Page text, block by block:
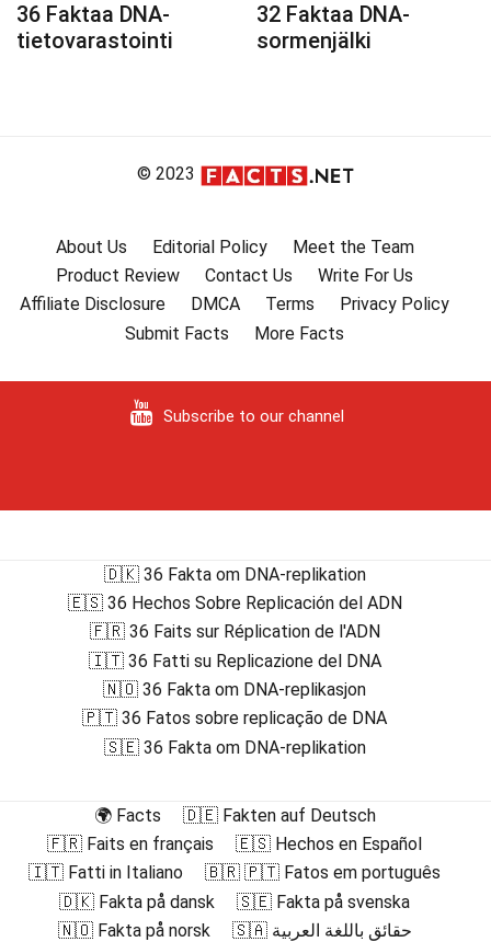
36 Faktaa DNA-
tietovarastointi
32 Faktaa DNA-
sormenjälki
© 2023
About Us Editorial Policy
Meet the Team
Product Review
Contact Us
Write For Us
Affiliate Disclosure
DMCA Terms
Privacy Policy
Submit Facts
More Facts
Subscribe to our channel
🇩🇰 36 Fakta om DNA-replikation
🇪🇸 36 Hechos Sobre Replicación del ADN
🇫🇷 36 Faits sur Réplication de l'ADN
🇮🇹 36 Fatti su Replicazione del DNA
🇳🇴 36 Fakta om DNA-replikasjon
🇵🇹 36 Fatos sobre replicação de DNA
🇸🇪 36 Fakta om DNA-replikation
🌍 Facts
🇩🇪 Fakten auf Deutsch
🇫🇷 Faits en français
🇪🇸 Hechos en Español
🇮🇹 Fatti in Italiano
🇧🇷 🇵🇹 Fatos em português
🇩🇰 Fakta på dansk
🇸🇪 Fakta på svenska
🇳🇴 Fakta på norsk
🇸🇦 حقائق باللغة العربية